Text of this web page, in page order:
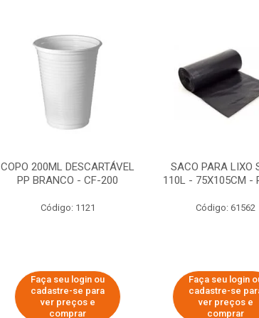
COPO 200ML DESCARTÁVEL
PP BRANCO - CF-200
Código: 1121
Faça seu login ou
cadastre-se para
ver preços e
comprar
SACO PARA LIXO
110L - 75X105CM -
Código: 61562
Faça seu login
cadastre-se
ver preços e
comprar